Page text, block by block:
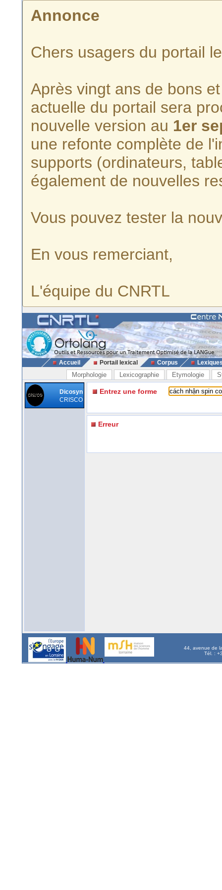
Annonce
Chers usagers du portail
Après vingt ans de bons
actuelle du portail sera
nouvelle version au 1er
une refonte complète de
supports (ordinateurs,
également de nouvelles
Vous pouvez tester la
En vous remerciant,
L'équipe du CNRTL
Accueil Portail lexical Corpus
Morphologie Lexicographie Etymologie
Dicosyn
CRISCO
Entrez une forme
Erreur
44, avenue de
Tél. :